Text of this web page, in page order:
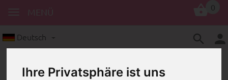
Ihre Privatsphäre ist uns
Deutsch